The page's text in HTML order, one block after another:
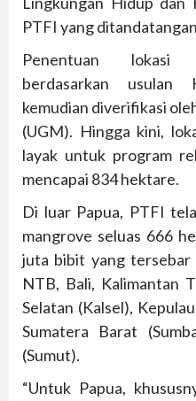
PTFI yang
Penentuan lokasi
berdasarkan usulan
kemudian diverifikasi
(UGM). Hingga kini,
layak untuk program
mencapai 834 hektare.
Di luar Papua, PTFI
mangrove seluas 666
juta bibit yang tersebar
NTB, Bali, Kalimantan
Selatan (Kalsel),
Sumatera Barat
(Sumut).
“Untuk Papua,